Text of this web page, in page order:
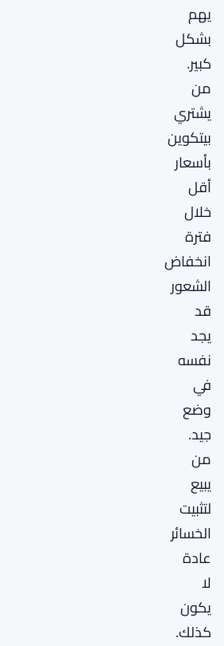
يهم
بشكل
كبير.
من
يشتري
بيتكوين
بأسعار
أقل
خلال
فترة
انخفاض
الشعور
قد
يجد
نفسه
في
وضع
جيد.
من
يبيع
لتثبيت
الخسائر
عادة
لا
يكون
كذلك.